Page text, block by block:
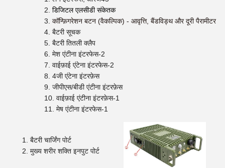
डिजिटल एलसीडी संकेतक
कॉन्फ़िगरेशन बटन (वैकल्पिक) - आवृत्ति, बैंडविड्थ और दूरी पैरामीटर
बैटरी सूचक
बैटरी तितली क्लैप
मेश एंटीना इंटरफेस-2
वाईफ़ाई एंटेना इंटरफेस-2
4जी एंटेना इंटरफ़ेस
जीपीएस/बीडी एंटीना इंटरफ़ेस
वाईफ़ाई एंटीना इंटरफ़ेस-1
मेष एंटीना इंटरफेस-1
बैटरी चार्जिंग पोर्ट
मुख्य शरीर शक्ति इनपुट पोर्ट